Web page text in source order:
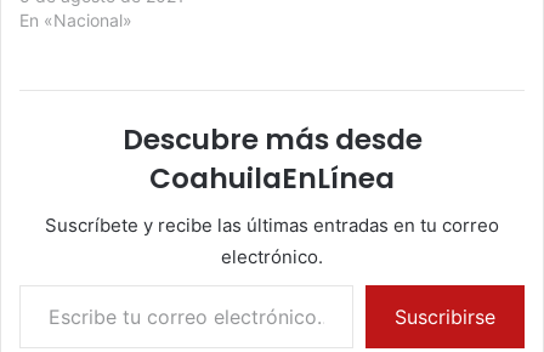
En «Nacional»
Descubre más desde
CoahuilaEnLínea
Suscríbete y recibe las últimas entradas en tu correo
electrónico.
Escribe tu correo electrónico…
Suscribirse